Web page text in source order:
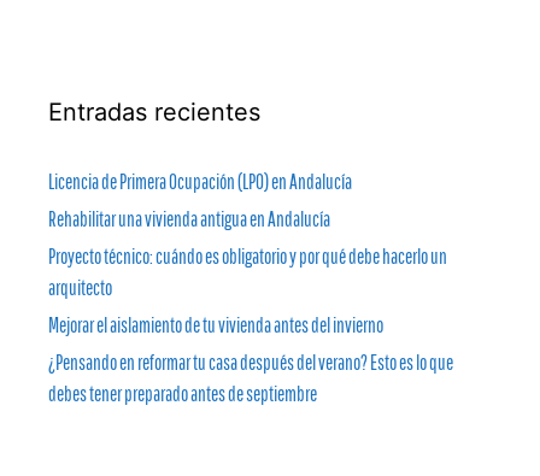
Entradas recientes
Licencia de Primera Ocupación (LPO) en Andalucía
Rehabilitar una vivienda antigua en Andalucía
Proyecto técnico: cuándo es obligatorio y por qué debe hacerlo un
arquitecto
Mejorar el aislamiento de tu vivienda antes del invierno
¿Pensando en reformar tu casa después del verano? Esto es lo que
debes tener preparado antes de septiembre